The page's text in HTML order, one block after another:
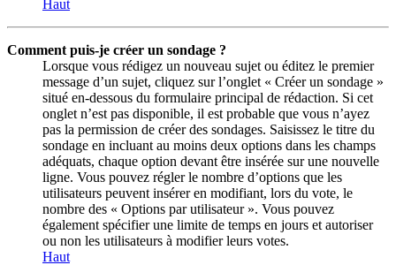
Haut
Comment puis-je créer un sondage ?
Lorsque vous rédigez un nouveau sujet ou éditez le premier
message d’un sujet, cliquez sur l’onglet « Créer un sondage »
situé en-dessous du formulaire principal de rédaction. Si cet
onglet n’est pas disponible, il est probable que vous n’ayez
pas la permission de créer des sondages. Saisissez le titre du
sondage en incluant au moins deux options dans les champs
adéquats, chaque option devant être insérée sur une nouvelle
ligne. Vous pouvez régler le nombre d’options que les
utilisateurs peuvent insérer en modifiant, lors du vote, le
nombre des « Options par utilisateur ». Vous pouvez
également spécifier une limite de temps en jours et autoriser
ou non les utilisateurs à modifier leurs votes.
Haut